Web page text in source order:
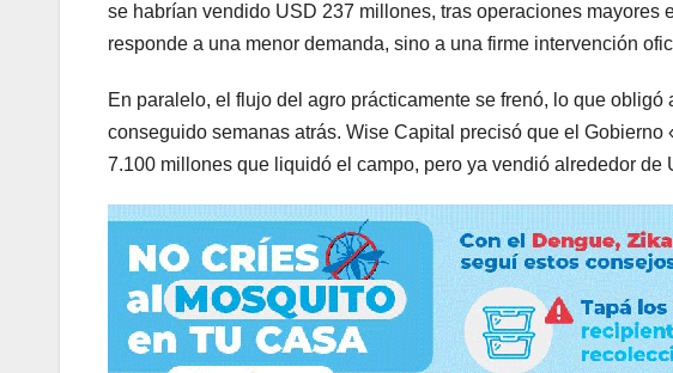
se habrían vendido USD 237 millones, tras operaciones
responde a una menor demanda, sino a una firme intervención
En paralelo, el flujo del agro prácticamente se frenó, lo que
conseguido semanas atrás. Wise Capital precisó que el
7.100 millones que liquidó el campo, pero ya vendió alrededor de